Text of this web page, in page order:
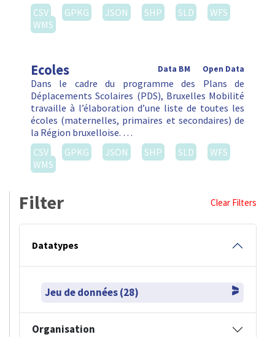
CSV
GPKG JSON SHP SLD
WFS
WMS
Ecoles Open Data
Data BM
Dans le cadre du programme des Plans de
Déplacements Scolaires (PDS), Bruxelles Mobilité
travaille à l’élaboration d’une liste de toutes les
écoles (maternelles, primaires et secondaires) de
la Région bruxelloise. …
CSV
GPKG JSON SHP SLD
WFS
WMS
Filter Clear Filters
Datatypes
Jeu de données (28)
Organisation